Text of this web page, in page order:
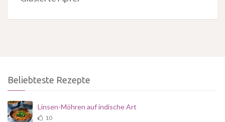
Beliebteste Rezepte
Linsen-Möhren auf indische Art
10